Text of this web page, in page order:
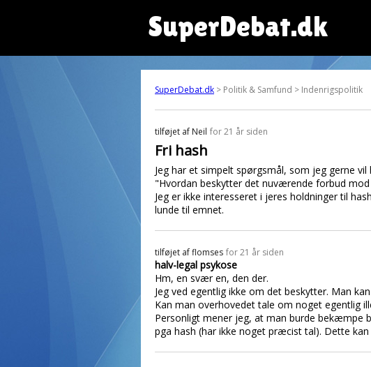
SuperDebat.dk
SuperDebat.dk > Politik & Samfund > Indenrigspolitik
tilføjet af Neil for 21 år siden
Fri hash
Jeg har et simpelt spørgsmål, som jeg gerne
"Hvordan beskytter det nuværende forbud
Jeg er ikke interesseret i jeres holdninger til
lunde til emnet.
tilføjet afflomses for 21 år siden
halv-legal psykose
Hm, en svær en, den der.
Jeg ved egentlig ikke om det beskytter. Man
Kan man overhovedet tale om noget egentlig
Personligt mener jeg, at man burde bekæmpe
pga hash (har ikke noget præcist tal). Dette